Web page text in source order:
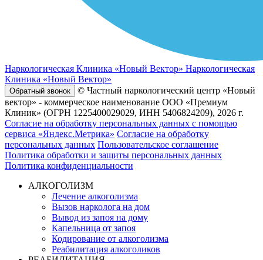
Наркологическая Клиника «Новый Вектор» Наркологическая
Клиника «Новый Вектор»
Обратный звонок
© Частный наркологический центр «Новый
вектор» - коммерческое наименование ООО «Премиум
Клиник» (ОГРН 1225400029029, ИНН 5406824209), 2026 г.
Согласие на обработку персональных данных с помощью
сервиса «Яндекс.Метрика» Согласие на обработку
персональных данных Пользовательское соглашение
Политика обработки и защиты персональных данных
Политика конфиденциальности
АЛКОГОЛИЗМ
Лечение алкоголизма
Вызов нарколога на дом
Вывод из запоя на дому
Капельница от запоя
Кодирование от алкоголизма
Реабилитация алкоголиков